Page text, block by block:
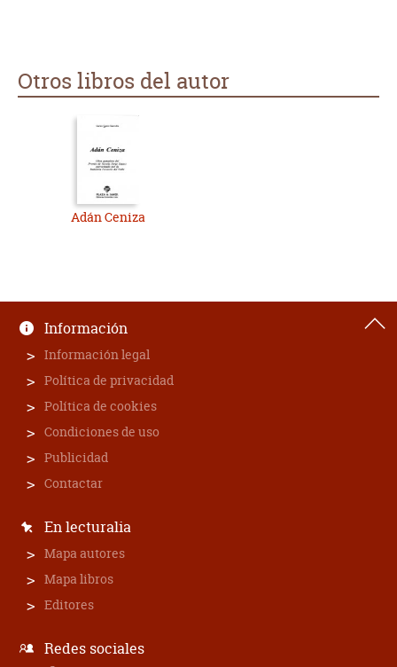
Otros libros del autor
Adán Ceniza
Información
Información legal
Política de privacidad
Política de cookies
Condiciones de uso
Publicidad
Contactar
En lecturalia
Mapa autores
Mapa libros
Editores
Redes sociales